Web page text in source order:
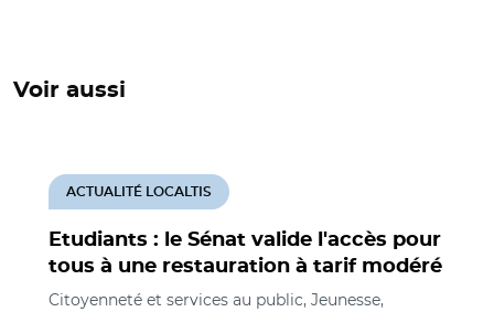
Voir aussi
Etudiants : le Sénat valide l'accès pour
tous à une restauration à tarif modéré
ACTUALITÉ LOCALTIS
Citoyenneté et services au public, Jeunesse,